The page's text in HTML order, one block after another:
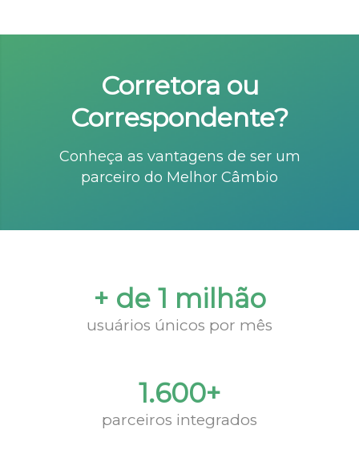
Corretora ou
Correspondente?
Conheça as vantagens de ser um
parceiro do Melhor Câmbio
+ de 1 milhão
usuários únicos por mês
1.600+
parceiros integrados